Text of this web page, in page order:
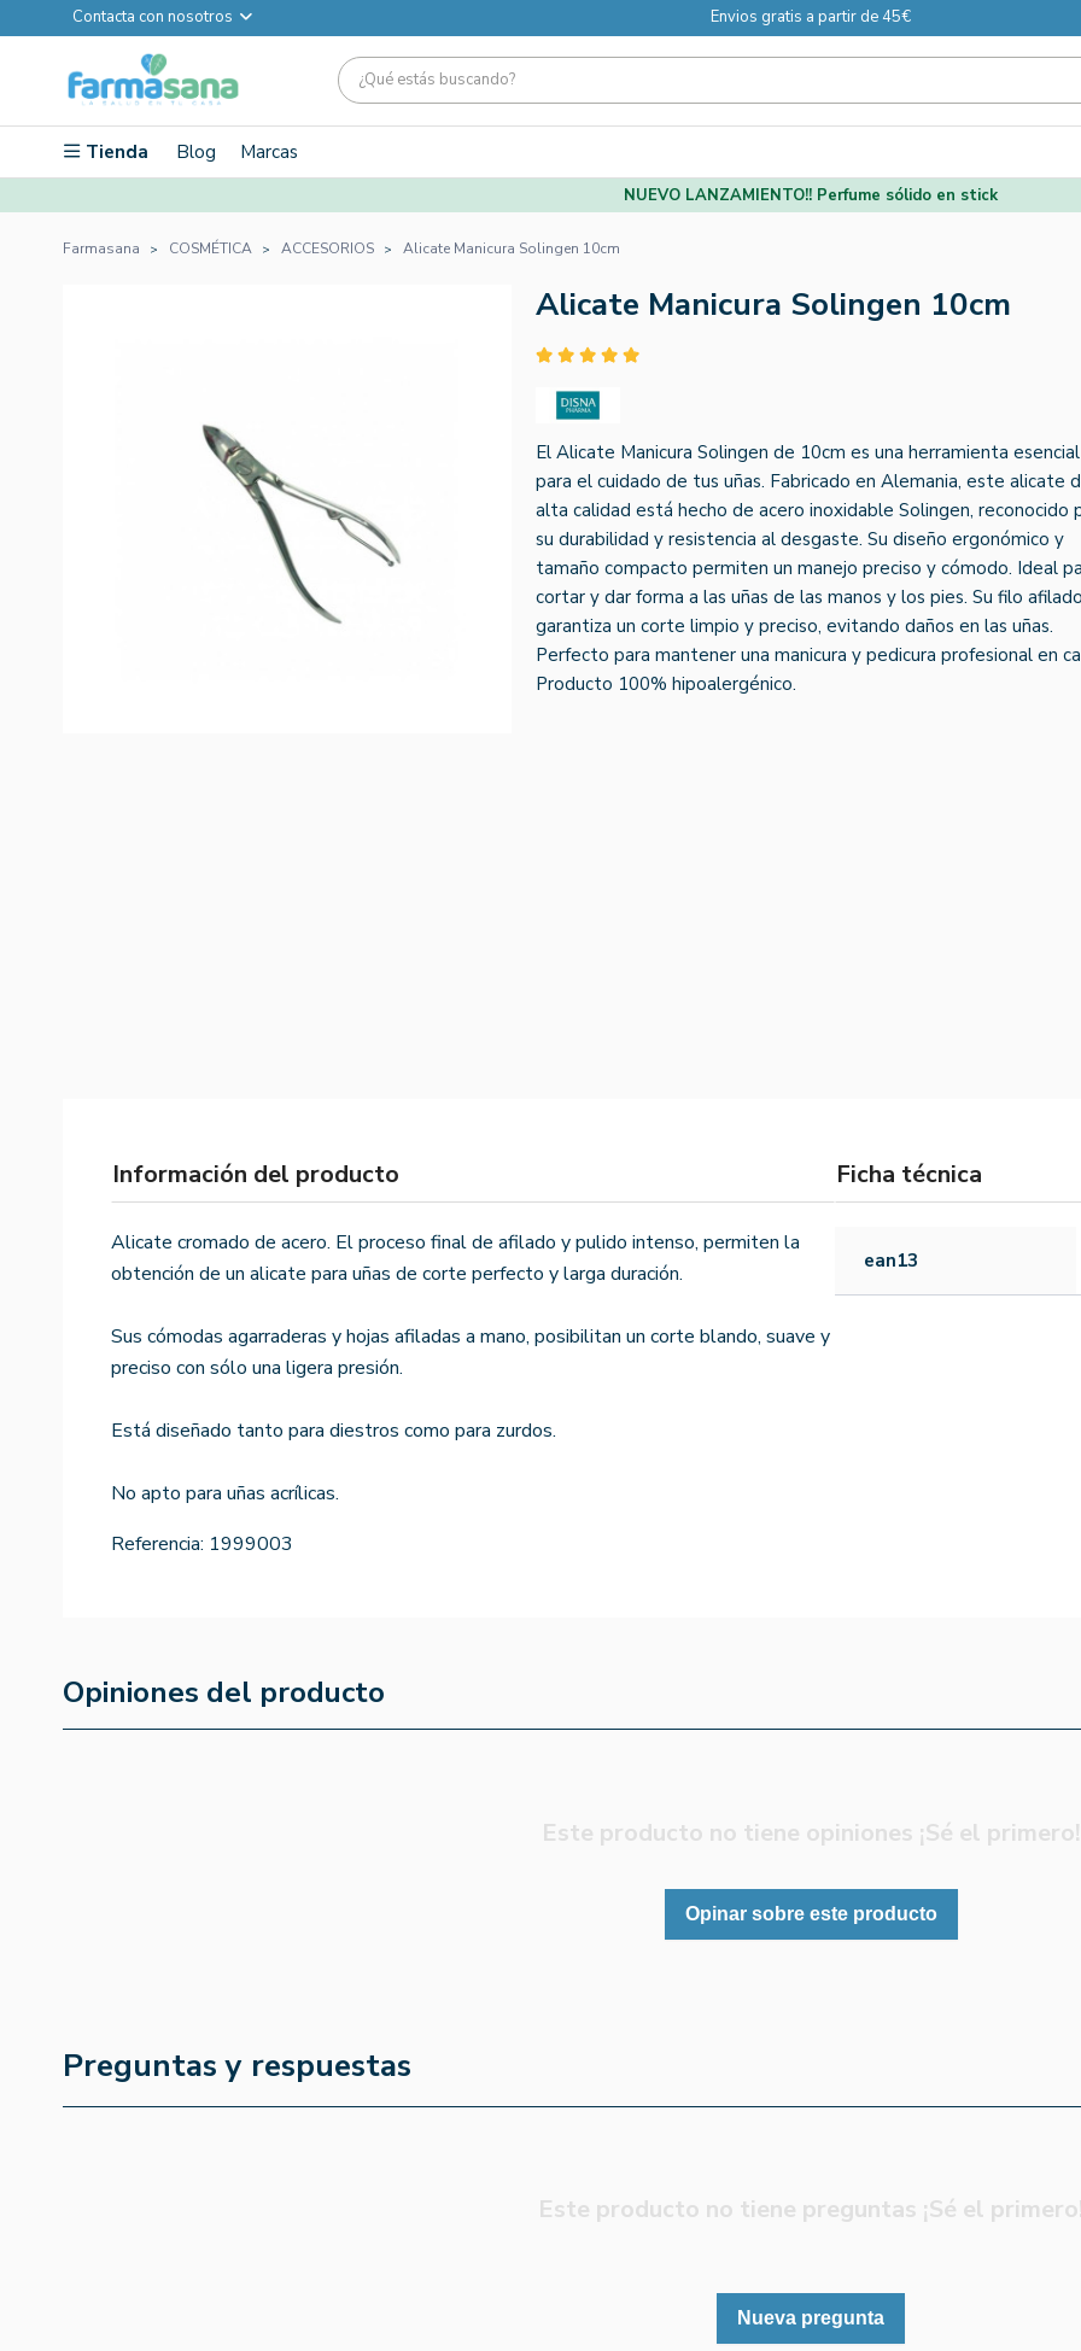
Contacta con nosotros Envios gratis a partir de 45€
Tienda Blog Marcas
NUEVO LANZAMIENTO!! Perfume sólido en stick
Farmasana COSMÉTICA ACCESORIOS Alicate Manicura Solingen 10cm
Alicate Manicura Solingen 10cm
El Alicate Manicura Solingen de 10cm es una herramienta esencial
para el cuidado de tus uñas. Fabricado en Alemania, este alicate
alta calidad está hecho de acero inoxidable Solingen, reconocido
su durabilidad y resistencia al desgaste. Su diseño ergonómico y
tamaño compacto permiten un manejo preciso y cómodo. Ideal
cortar y dar forma a las uñas de las manos y los pies. Su filo afilado
garantiza un corte limpio y preciso, evitando daños en las uñas.
Perfecto para mantener una manicura y pedicura profesional en
Producto 100% hipoalergénico.
Información del producto
Alicate cromado de acero. El proceso final de afilado y pulido intenso, permiten la
obtención de un alicate para uñas de corte perfecto y larga duración.
Sus cómodas agarraderas y hojas afiladas a mano, posibilitan un corte blando, suave y
preciso con sólo una ligera presión.
Está diseñado tanto para diestros como para zurdos.
No apto para uñas acrílicas.
Referencia: 1999003
Ficha técnica
ean13
Opiniones del producto
Este producto no tiene opiniones ¡Sé el primero!
Opinar sobre este producto
Preguntas y respuestas
Este producto no tiene preguntas ¡Sé el primero!
Nueva pregunta